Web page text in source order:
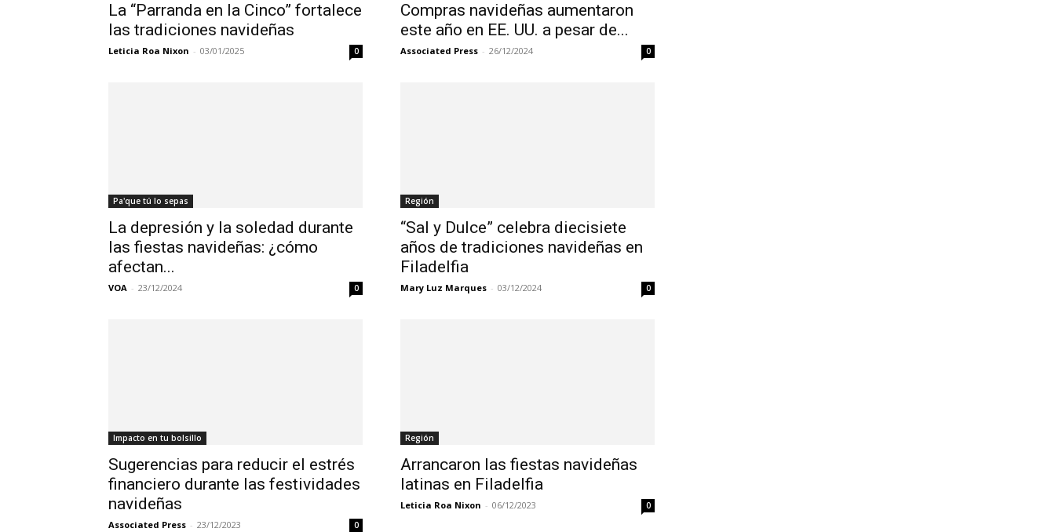
La “Parranda en la Cinco” fortalece
las tradiciones navideñas
Leticia Roa Nixon - 03/01/2025 0
Compras navideñas aumentaron
este año en EE. UU. a pesar de...
Associated Press - 26/12/2024 0
Pa'que tú lo sepas
La depresión y la soledad durante
las fiestas navideñas: ¿cómo
afectan...
VOA - 23/12/2024 0
Región
“Sal y Dulce” celebra diecisiete
años de tradiciones navideñas en
Filadelfia
Mary Luz Marques - 03/12/2024 0
Impacto en tu bolsillo
Sugerencias para reducir el estrés
financiero durante las festividades
navideñas
Associated Press - 23/12/2023 0
Región
Arrancaron las fiestas navideñas
latinas en Filadelfia
Leticia Roa Nixon - 06/12/2023 0